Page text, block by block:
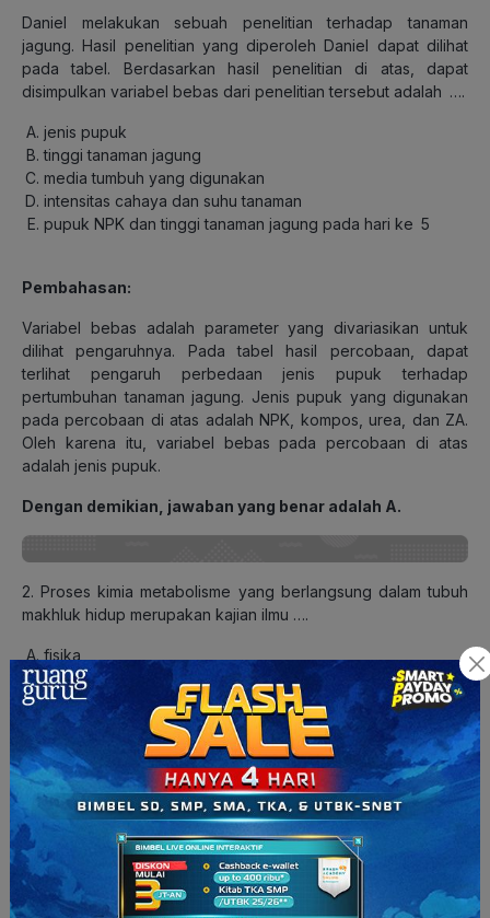
Daniel melakukan sebuah penelitian terhadap tanaman
jagung. Hasil penelitian yang diperoleh Daniel dapat dilihat
pada tabel. Berdasarkan hasil penelitian di atas, dapat
disimpulkan variabel bebas dari penelitian tersebut adalah ….
jenis pupuk
tinggi tanaman jagung
media tumbuh yang digunakan
intensitas cahaya dan suhu tanaman
pupuk NPK dan tinggi tanaman jagung pada hari ke 5
Pembahasan:
Variabel bebas adalah parameter yang divariasikan untuk
dilihat pengaruhnya. Pada tabel hasil percobaan, dapat
terlihat pengaruh perbedaan jenis pupuk terhadap
pertumbuhan tanaman jagung. Jenis pupuk yang digunakan
pada percobaan di atas adalah NPK, kompos, urea, dan ZA.
Oleh karena itu, variabel bebas pada percobaan di atas
adalah jenis pupuk.
Dengan demikian, jawaban yang benar adalah A.
2. Proses kimia metabolisme yang berlangsung dalam tubuh
makhluk hidup merupakan kajian ilmu ….
fisika
anatomi
morfologi
biokimia
toksikologi
Pembahasan:
Biokimia dapat diartikan sebagai ilmu yang membahas tentang
dasar-dasar kimia dari kehidupan. Biokimia juga dapat
diartikan sebagai ilmu yang membahas tentang zat-zat kimia